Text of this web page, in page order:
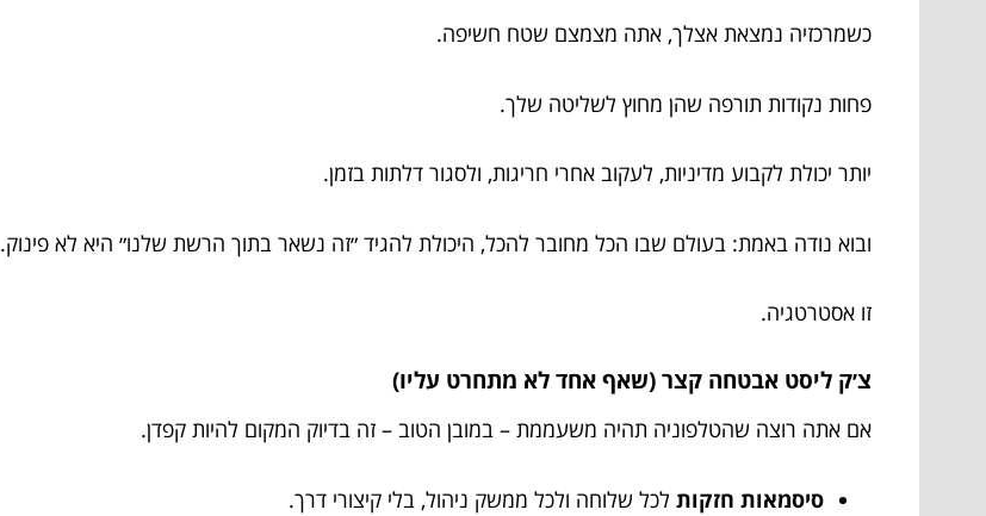
כשמרכזיה נמצאת אצלך, אתה מצמצם שטח חשיפה.
פחות נקודות תורפה שהן מחוץ לשליטה שלך.
יותר יכולת לקבוע מדיניות, לעקוב אחרי חריגות, ולסגור דלתות בזמן.
ובוא נודה באמת: בעולם שבו הכל מחובר להכל, היכולת להגיד ״זה נשאר בתוך הרשת שלנו״ היא לא פינוק.
זו אסטרטגיה.
צ׳ק ליסט אבטחה קצר (שאף אחד לא מתחרט עליו)
אם אתה רוצה שהטלפוניה תהיה משעממת – במובן הטוב – זה בדיוק המקום להיות קפדן.
סיסמאות חזקות לכל שלוחה ולכל ממשק ניהול, בלי קיצורי דרך.